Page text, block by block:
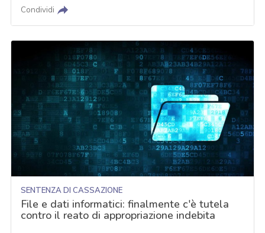
Condividi
SENTENZA DI CASSAZIONE
File e dati informatici: finalmente c'è tutela
contro il reato di appropriazione indebita